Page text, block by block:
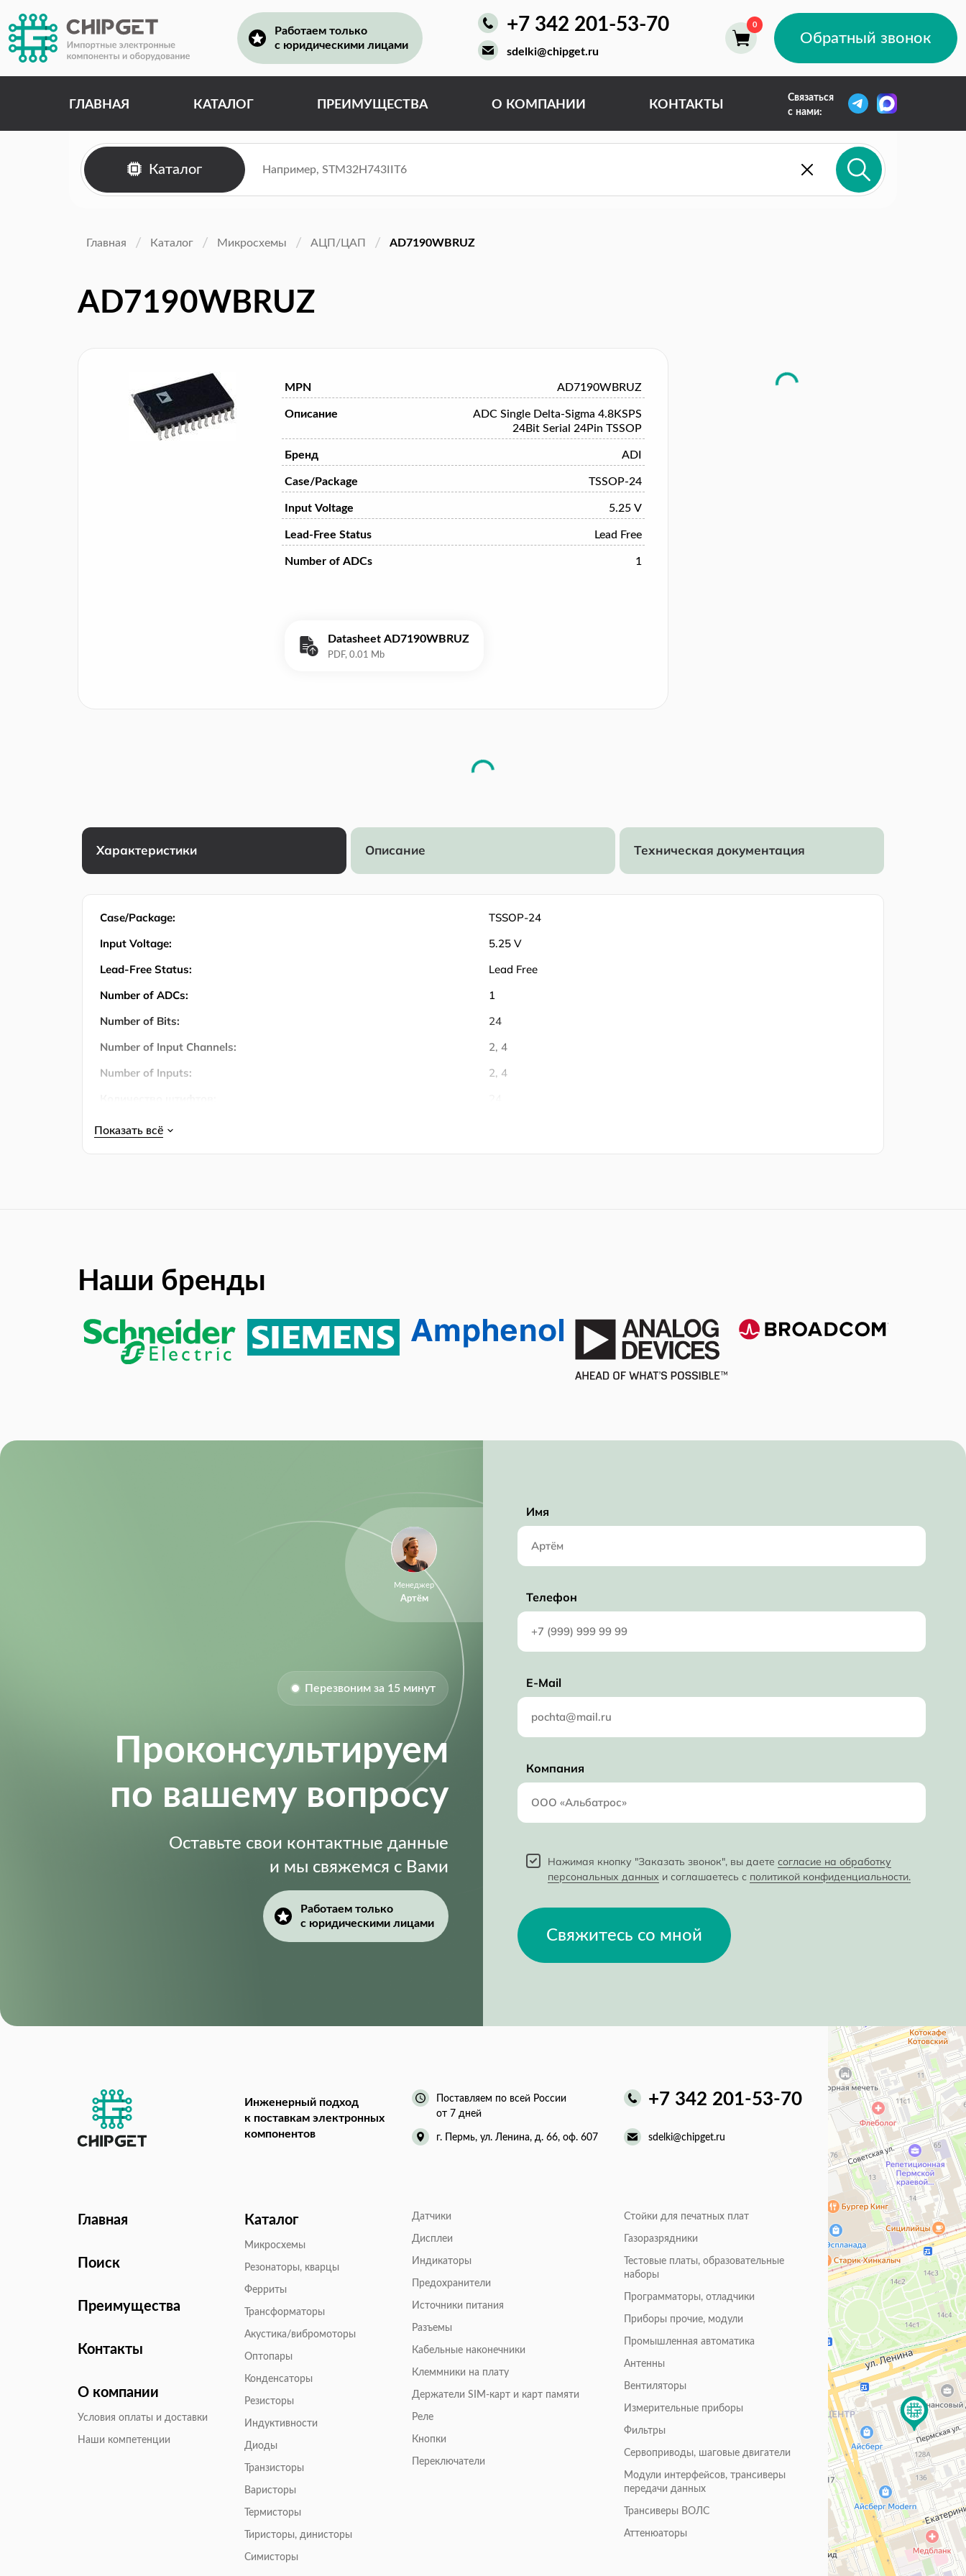
Работаем только
с юридическими лицами
+7 342 201-53-70
sdelki@chipget.ru
Обратный звонок
ГЛАВНАЯ КАТАЛОГ ПРЕИМУЩЕСТВА О КОМПАНИИ КОНТАКТЫ
Связаться
с нами:
Каталог
Главная Каталог Микросхемы АЦП/ЦАП AD7190WBRUZ
AD7190WBRUZ
MPN AD7190WBRUZ
Описание
ADC Single Delta-Sigma 4.8KSPS
24Bit Serial 24Pin TSSOP
Бренд ADI
Case/Package TSSOP-24
Input Voltage 5.25 V
Lead-Free Status Lead Free
Number of ADCs 1
Datasheet AD7190WBRUZ
Характеристики Описание Техническая документация
Case/Package:
TSSOP-24
Input Voltage:
5.25 V
Lead-Free Status:
Lead Free
Number of ADCs:
1
Number of Bits:
24
Number of Input Channels:
2, 4
Number of Inputs:
2, 4
Operating Temperature:
Product Lifecycle Status:
Sample Rate:
4.8 ksps
Наши бренды
Менеджер
Артём
Перезвоним за 15 минут
Проконсультируем
по вашему вопросу
Оставьте свои контактные данные
и мы свяжемся с Вами
Работаем только
с юридическими лицами
Имя
Телефон
E-Mail
Компания
Нажимая кнопку "Заказать звонок", вы даете согласие на обработку
персональных данных и соглашаетесь с политикой конфиденциальности.
Свяжитесь со мной
Инженерный подход
к поставкам электронных
компонентов
Поставляем по всей России
от 7 дней
+7 342 201-53-70
г. Пермь, ул. Ленина, д. 66, оф. 607 sdelki@chipget.ru
Главная
Поиск
Преимущества
Контакты
О компании
Условия оплаты и доставки
Наши компетенции
Каталог
Микросхемы
Резонаторы, кварцы
Ферриты
Трансформаторы
Акустика/вибромоторы
Оптопары
Конденсаторы
Резисторы
Индуктивности
Диоды
Транзисторы
Варисторы
Термисторы
Тиристоры, динисторы
Симисторы
Датчики
Дисплеи
Индикаторы
Предохранители
Источники питания
Разъемы
Кабельные наконечники
Клеммники на плату
Держатели SIM-карт и карт памяти
Реле
Кнопки
Переключатели
Стойки для печатных плат
Газоразрядники
Тестовые платы, образовательные
наборы
Программаторы, отладчики
Приборы прочие, модули
Промышленная автоматика
Антенны
Вентиляторы
Измерительные приборы
Фильтры
Сервоприводы, шаговые двигатели
Модули интерфейсов, трансиверы
передачи данных
Трансиверы ВОЛС
Аттенюаторы